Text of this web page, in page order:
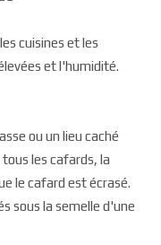
cuisines et les
et l'humidité.
ou un lieu caché
les cafards, la
le cafard est écrasé.
sous la semelle d'une